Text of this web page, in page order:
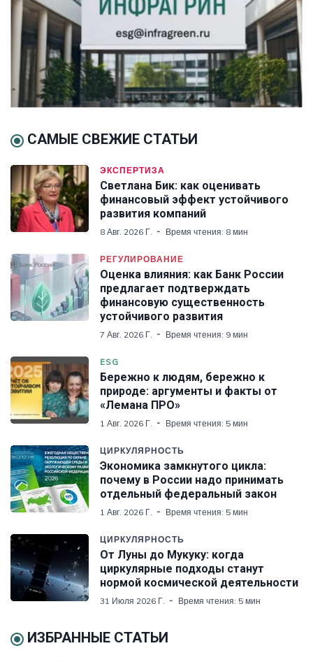
САМЫЕ СВЕЖИЕ СТАТЬИ
ЭКСПЕРТИЗА
Светлана Бик: как оценивать
финансовый эффект устойчивого
развития компаний
8 Авг. 2026 Г. Время чтения: 8 мин
РЕГУЛИРОВАНИЕ
Оценка влияния: как Банк России
предлагает подтверждать
финансовую существенность
устойчивого развития
7 Авг. 2026 Г. Время чтения: 9 мин
ESG
Бережно к людям, бережно к
природе: аргументы и факты от
«Лемана ПРО»
1 Авг. 2026 Г. Время чтения: 5 мин
ЦИРКУЛЯРНОСТЬ
Экономика замкнутого цикла:
почему в России надо принимать
отдельный федеральный закон
1 Авг. 2026 Г. Время чтения: 5 мин
ЦИРКУЛЯРНОСТЬ
От Луны до Мукуку: когда
циркулярные подходы станут
нормой космической деятельности
31 Июля 2026 Г. Время чтения: 5 мин
ИЗБРАННЫЕ СТАТЬИ